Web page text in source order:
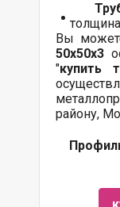
Вы
50х50х3
"купить
району,